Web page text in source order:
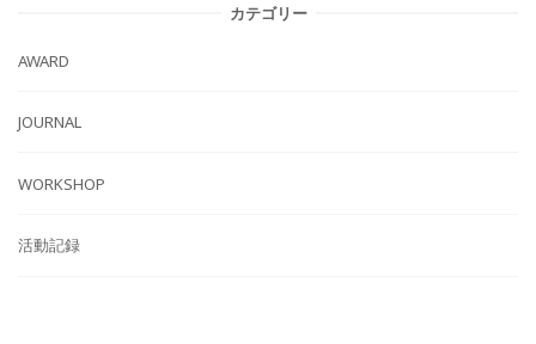
カテゴリー
AWARD
JOURNAL
WORKSHOP
活動記録